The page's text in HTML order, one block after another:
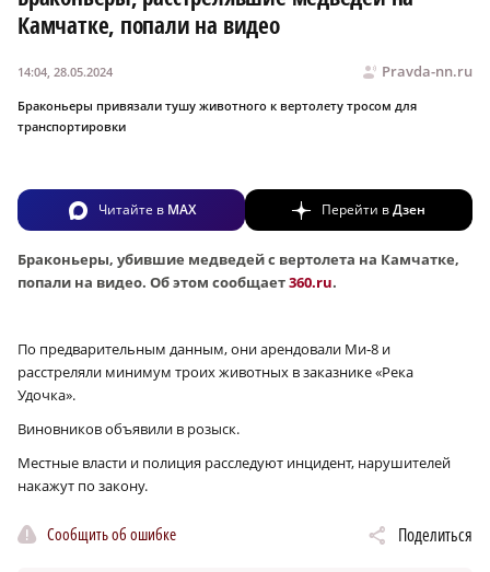
Камчатке, попали на видео
Pravda-nn.ru
14:04, 28.05.2024
Браконьеры привязали тушу животного к вертолету тросом для
транспортировки
Читайте в MAX Перейти вДзен
Браконьеры, убившие медведей с вертолета на Камчатке,
попали на видео. Об этом сообщает360.ru.
По предварительным данным, они арендовали Ми‑8 и
расстреляли минимум троих животных в заказнике «Река
Удочка».
Виновников объявили в розыск.
Местные власти и полиция расследуют инцидент, нарушителей
накажут по закону.
Сообщить об ошибке Поделиться